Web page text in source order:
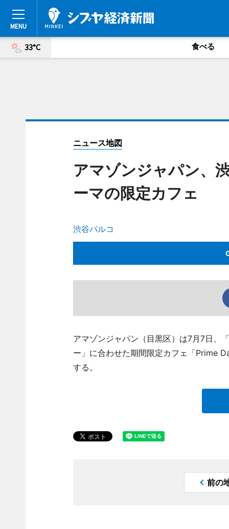
33°C 食べる
ニュース地図
アマゾンジャパン、
ーマの限定カフェ
渋谷パルコ
アマゾンジャパン（目黒区）は7月7日、
ー」に合わせた期間限定カフェ「Prime
する。
前の